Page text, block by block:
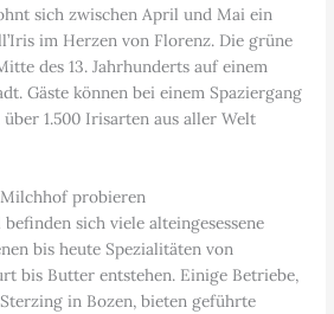
sich zwischen April und Mai ein
im Herzen von Florenz. Die grüne
des 13. Jahrhunderts auf einem
Gäste können bei einem Spaziergang
1.500 Irisarten aus aller Welt
probieren
sich viele alteingesessene
bis heute Spezialitäten von
bis Butter entstehen. Einige Betriebe,
in Bozen, bieten geführte